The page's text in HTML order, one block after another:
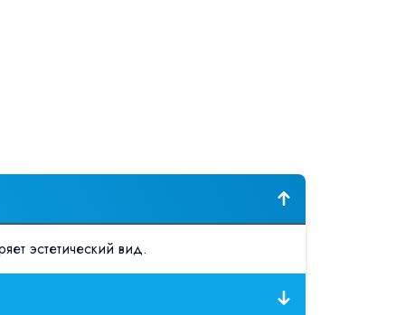
эстетический вид.